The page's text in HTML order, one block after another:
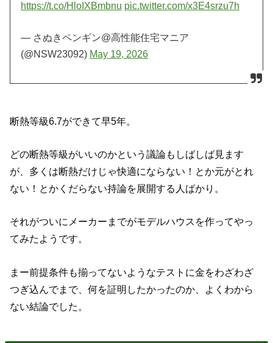
https://t.co/HloIXBmbnu pic.twitter.com/x3E4srzu7h
— さぬきペンギン@高性能住宅マニア
(@NSW23092) May 19, 2026
断熱等級6.7ができて早5年。
どの断熱等級がいいのかという議論もしばしば見ます
が、多くは断熱だけじゃ快適にならない！とか元がとれ
ない！とかくだらない持論を展開する人ばかり。
それがついにメーカーまでがモデルハウスを作ってやっ
てみたようです。
まー前提条件も揃ってないようなテストに金をわざわざ
つぎ込んでまで、何を証明したかったのか、よくわから
ない結論でした。